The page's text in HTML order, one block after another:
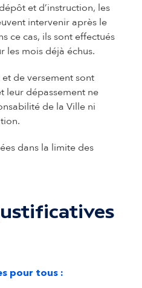
et d’instruction, les
intervenir après le
ce cas, ils sont effectués
les mois déjà échus.
de versement sont
leur dépassement ne
de la Ville ni
dans la limite des
pour tous :